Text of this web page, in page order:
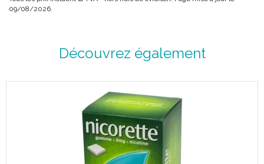
09/08/2026.
Découvrez également